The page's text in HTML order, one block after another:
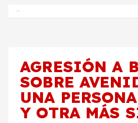
AGRESIÓN A
SOBRE
UNA
Y OTRA MÁS